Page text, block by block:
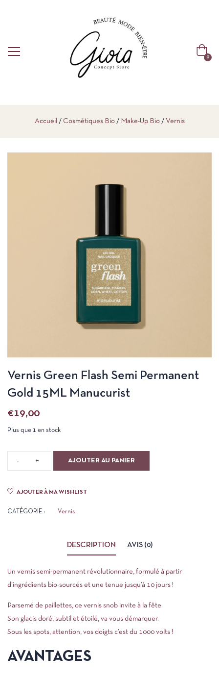
0
Accueil Cosmétiques Bio Make-Up Bio Vernis
Vernis Green Flash Semi Permanent
Gold 15ML Manucurist
€19,00
Plus que 1 en stock
AJOUTER AU PANIER
AJOUTER À MA WISHLIST
CATÉGORIE : Vernis
DESCRIPTION AVIS (0)
Un vernis semi-permanent révolutionnaire, formulé à partir
d’ingrédients bio-sourcés et une tenue jusqu’à 10 jours !
Parsemé de paillettes, ce vernis snob invite à la fête.
Son glacis doré, subtil et étoilé, va vous démarquer.
Sous les spots, attention, vos doigts c’est du 1000 volts !
AVANTAGES